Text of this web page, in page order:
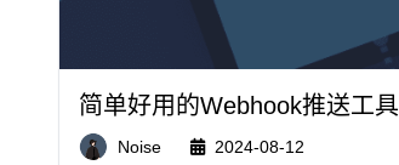
简单好用的Webhook推送工具
Noise 2024-08-12